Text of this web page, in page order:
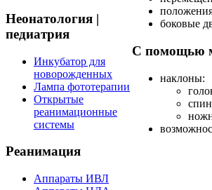
Неонатология |
педиатрия
Инкубатор для
новорожденных
Лампа фототерапии
Открытые
реанимационные
системы
Реанимация
Аппараты ИВЛ
боковые
С помощью
наклоны: